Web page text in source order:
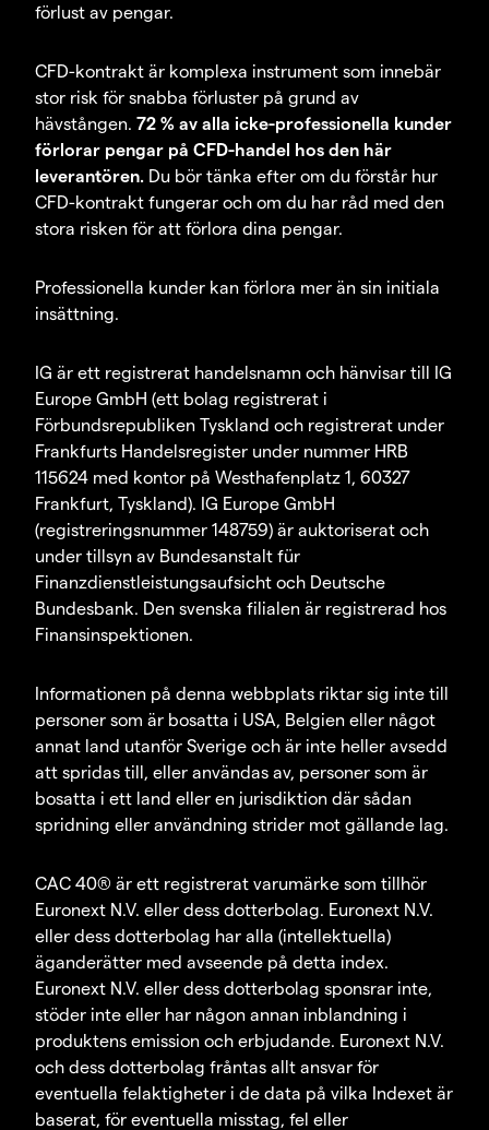
förlust av pengar.
CFD-kontrakt är komplexa instrument som innebär
stor risk för snabba förluster på grund av
hävstången. 72 % av alla icke-professionella kunder
förlorar pengar på CFD-handel hos den här
leverantören. Du bör tänka efter om du förstår hur
CFD-kontrakt fungerar och om du har råd med den
stora risken för att förlora dina pengar.
Professionella kunder kan förlora mer än sin initiala
insättning.
IG är ett registrerat handelsnamn och hänvisar till IG
Europe GmbH (ett bolag registrerat i
Förbundsrepubliken Tyskland och registrerat under
Frankfurts Handelsregister under nummer HRB
115624 med kontor på Westhafenplatz 1, 60327
Frankfurt, Tyskland). IG Europe GmbH
(registreringsnummer 148759) är auktoriserat och
under tillsyn av Bundesanstalt für
Finanzdienstleistungsaufsicht och Deutsche
Bundesbank. Den svenska filialen är registrerad hos
Finansinspektionen.
Informationen på denna webbplats riktar sig inte till
personer som är bosatta i USA, Belgien eller något
annat land utanför Sverige och är inte heller avsedd
att spridas till, eller användas av, personer som är
bosatta i ett land eller en jurisdiktion där sådan
spridning eller användning strider mot gällande lag.
CAC 40® är ett registrerat varumärke som tillhör
Euronext N.V. eller dess dotterbolag. Euronext N.V.
eller dess dotterbolag har alla (intellektuella)
äganderätter med avseende på detta index.
Euronext N.V. eller dess dotterbolag sponsrar inte,
stöder inte eller har någon annan inblandning i
produktens emission och erbjudande. Euronext N.V.
och dess dotterbolag fråntas allt ansvar för
eventuella felaktigheter i de data på vilka Indexet är
baserat, för eventuella misstag, fel eller